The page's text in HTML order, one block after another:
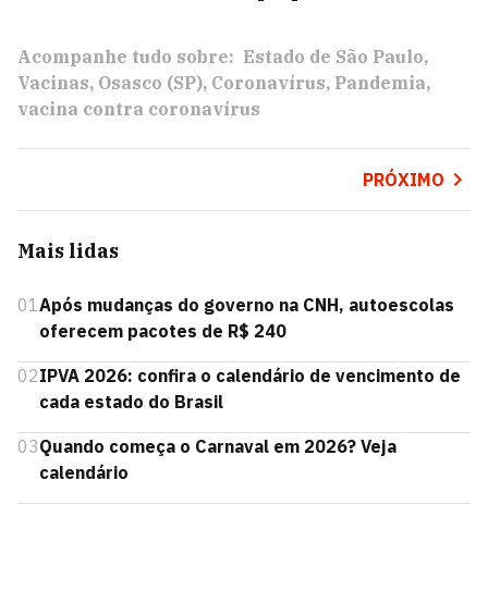
Acompanhe tudo sobre: Estado de São Paulo
Vacinas Osasco (SP) Coronavírus Pandemia
vacina contra coronavírus
PRÓXIMO
Mais lidas
01Após mudanças do governo na CNH, autoescolas
oferecem pacotes de R$ 240
02IPVA 2026: confira o calendário de vencimento de
cada estado do Brasil
03Quando começa o Carnaval em 2026? Veja
calendário